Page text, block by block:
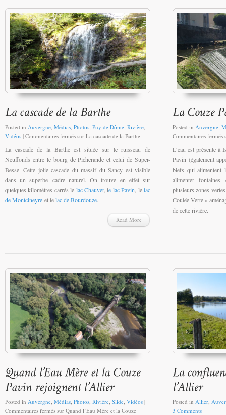
Posted in Auvergne, Médias, Photos, Puy de Dôme, Rivière,
Vidéos | Commentaires fermés sur La cascade de la Barthe
La cascade de la Barthe est située sur le ruisseau de
Neuffonds entre le bourg de Picherande et celui de Super-
Besse. Cette jolie cascade du massif du Sancy est visible
dans un superbe cadre naturel. On trouve en effet sur
quelques kilomètres carrés le lac Chauvet , le lac Pavin , lelac
de Montcineyre et lelac de Bourdouze.
Read More
Posted in Auvergne,
Commentaires fermés
L’eau est présente à
Pavin (également
biefs qui alimentent
alimenter
plusieurs zones
Coulée Verte »
de cette rivière.
Posted in Auvergne Médias Photos Rivière Slide Vidéos |
Commentaires fermés sur Quand l’Eau Mère et la Couze
Posted in Allier
3 Comments